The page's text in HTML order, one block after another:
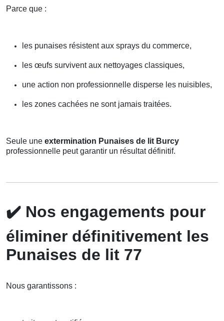
Parce que :
les punaises résistent aux sprays du commerce,
les œufs survivent aux nettoyages classiques,
une action non professionnelle disperse les nuisibles,
les zones cachées ne sont jamais traitées.
Seule une extermination Punaises de lit Burcy
professionnelle peut garantir un résultat définitif.
✔️ Nos engagements pour
éliminer définitivement les
Punaises de lit 77
Nous garantissons :